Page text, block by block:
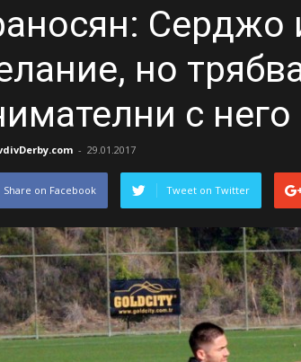
Серджо
но
с него
- 29.01.2017
Share on Facebook Tweet on Twitter